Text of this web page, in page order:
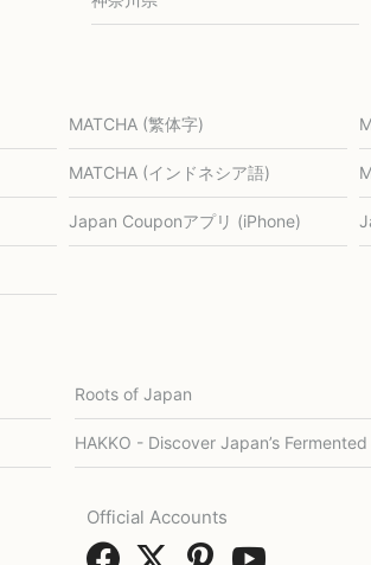
MATCHA (繁体字)
MATCHA (インドネシア語)
Japan Couponアプリ (iPhone)
Roots of Japan
HAKKO - Discover Japan’s
Official Accounts